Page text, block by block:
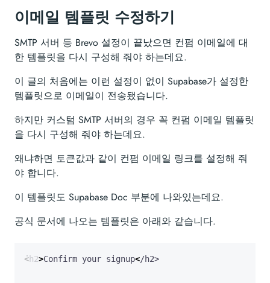
이메일 템플릿 수정하기
SMTP 서버 등 Brevo 설정이 끝났으면 컨펌 이메일에 대
한 템플릿을 다시 구성해 줘야 하는데요.
이 글의 처음에는 이런 설정이 없이 Supabase가 설정한
템플릿으로 이메일이 전송됐습니다.
하지만 커스텀 SMTP 서버의 경우 꼭 컨펌 이메일 템플릿
을 다시 구성해 줘야 하는데요.
왜냐하면 토큰값과 같이 컨펌 이메일 링크를 설정해 줘
야 합니다.
이 템플릿도 Supabase Doc 부분에 나와있는데요.
공식 문서에 나오는 템플릿은 아래와 같습니다.
<h2>Confirm your signup</h2>